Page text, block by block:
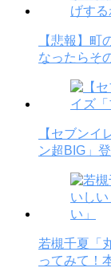
【悲報】町
なったらそ
【セブンイ
ン超BIG」
若槻千夏「
ってみて！